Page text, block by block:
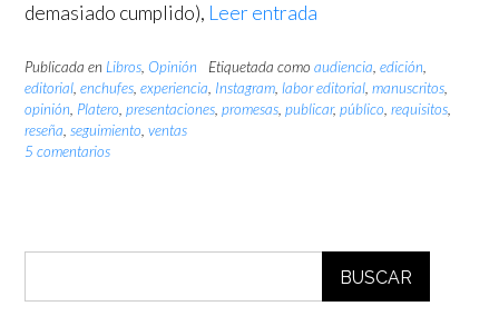
demasiado cumplido), Leer entrada
Publicada en Libros, Opinión Etiquetada como audiencia, edición,
editorial, enchufes, experiencia, Instagram, labor editorial, manuscritos,
opinión, Platero, presentaciones, promesas, publicar, público, requisitos,
reseña, seguimiento, ventas
5 comentarios
BUSCAR